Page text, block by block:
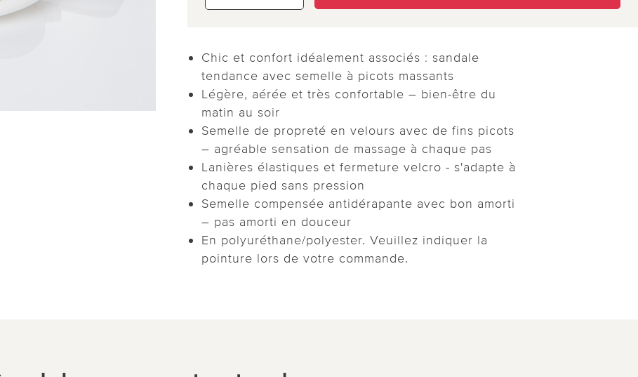
Chic et confort idéalement associés : sandale
tendance avec semelle à picots massants
Légère, aérée et très confortable – bien-être du
matin au soir
Semelle de propreté en velours avec de fins picots
– agréable sensation de massage à chaque pas
Lanières élastiques et fermeture velcro - s'adapte à
chaque pied sans pression
Semelle compensée antidérapante avec bon amorti
– pas amorti en douceur
En polyuréthane/polyester. Veuillez indiquer la
pointure lors de votre commande.